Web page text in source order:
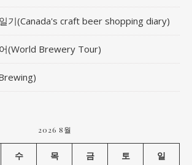
기(Canada's craft beer shopping diary)
(World Brewery Tour)
2026 8월
수 목 금 토 일